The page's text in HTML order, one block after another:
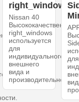
right_windows
Nissan 40
Высококачественный
right_windows
используется
для
индивидуального
внешнего
вида и
производительности.
для